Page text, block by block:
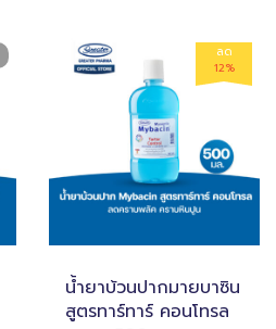
ลด
12%
น้ำยาบ้วนปากมายบาซิน
สูตรทาร์ทาร์ คอนโทรล